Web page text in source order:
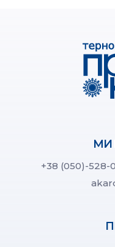
МИ
+38 (050)-528-